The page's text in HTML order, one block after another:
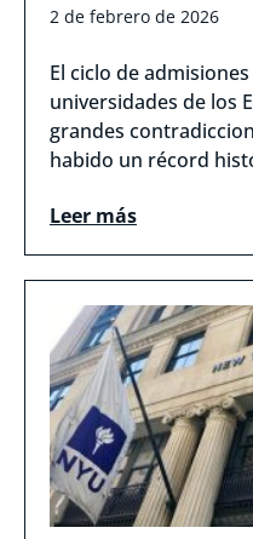
2 de febrero de 2026
El ciclo de
universidades de los
grandes
habido un récord
Leer más